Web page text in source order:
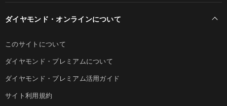
ダイヤモンド・オンラインについて
このサイトについて
ダイヤモンド・プレミアムについて
ダイヤモンド・プレミアム活用ガイド
サイト利用規約